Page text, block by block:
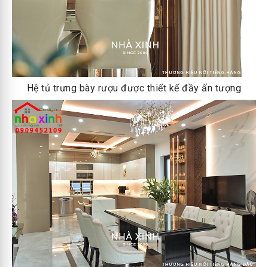
Hệ tủ trưng bày rượu được thiết kế đầy ấn tượng